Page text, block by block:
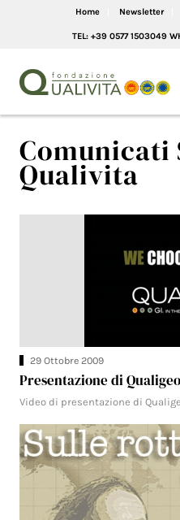
Home Newsletter
TEL: +39 0577 1503049
Comunicati
Qualivita
29 Ottobre 2009
Presentazione di
Video di presentazione di